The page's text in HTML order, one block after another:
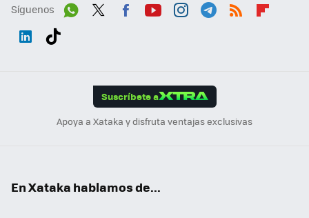
Síguenos
Suscríbete a
Apoya a Xataka y disfruta ventajas exclusivas
En Xataka hablamos de...